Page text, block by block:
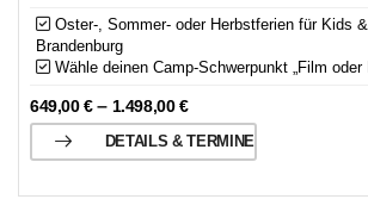
Oster-, Sommer- oder Herbstferien für Kids
Brandenburg
Wähle deinen Camp-Schwerpunkt „Film oder
649,00€– 1.498,00€
DETAILS & TERMINE